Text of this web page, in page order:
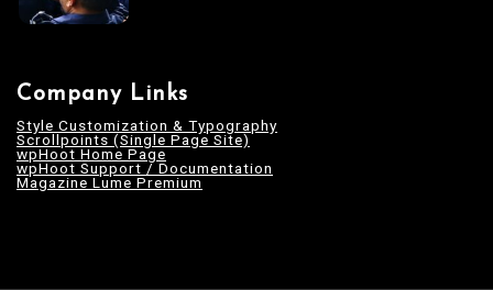
Company Links
Style Customization & Typography
Scrollpoints (Single Page Site)
wpHoot Home Page
wpHoot Support / Documentation
Magazine Lume Premium